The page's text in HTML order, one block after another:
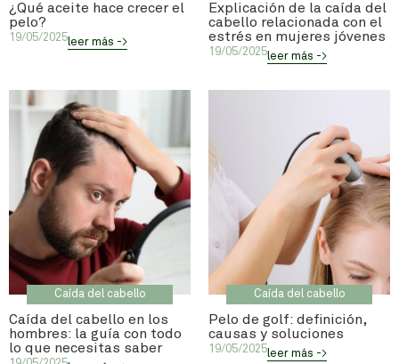
¿Qué aceite hace crecer el
pelo?
19/05/2025leer más ->
Explicación de la caída del
cabello relacionada con el
estrés en mujeres jóvenes
19/05/2025leer más ->
Caída del cabello
Caída del cabello en los
hombres: la guía con todo
lo que necesitas saber
Caída del cabello
Pelo de golf: definición,
causas y soluciones
19/05/2025leer más ->